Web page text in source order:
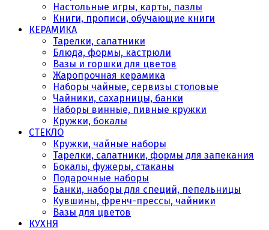
Настольные игры, карты, пазлы
Книги, прописи, обучающие книги
КЕРАМИКА
Тарелки, салатники
Блюда, формы, кастрюли
Вазы и горшки для цветов
Жаропрочная керамика
Наборы чайные, сервизы столовые
Чайники, сахарницы, банки
Наборы винные, пивные кружки
Кружки, бокалы
СТЕКЛО
Кружки, чайные наборы
Тарелки, салатники, формы для запекания
Бокалы, фужеры, стаканы
Подарочные наборы
Банки, наборы для специй, пепельницы
Кувшины, френч-прессы, чайники
Вазы для цветов
КУХНЯ